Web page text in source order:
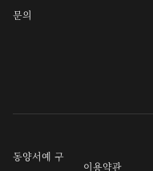
문의
동양서예 구
이용약관